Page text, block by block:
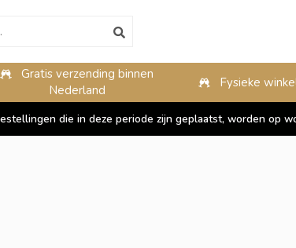
Gratis verzending binnen
Nederland
Fysieke
die in deze periode zijn geplaatst, worden op